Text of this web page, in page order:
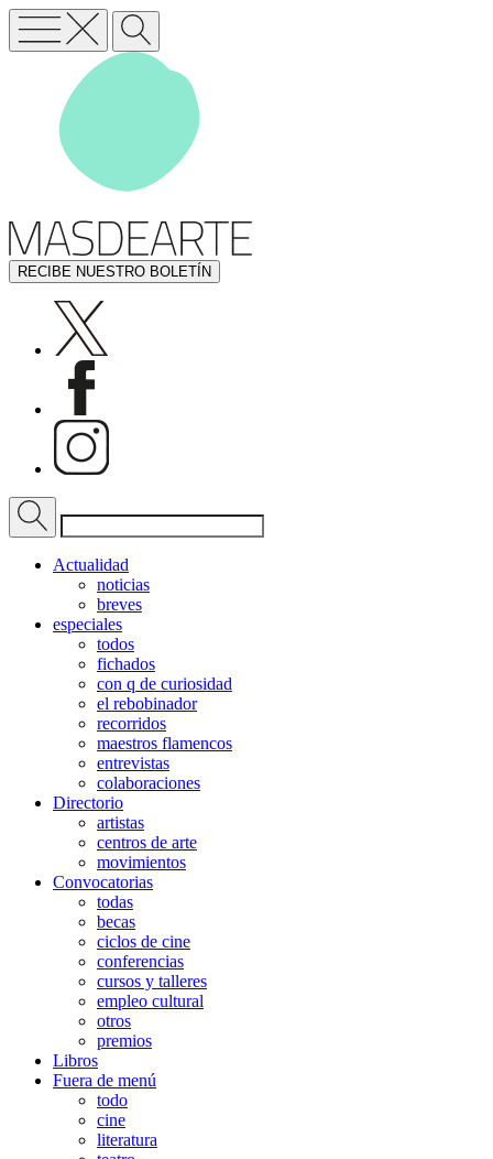
RECIBE NUESTRO BOLETÍN
Actualidad
noticias
breves
especiales
todos
fichados
con q de curiosidad
el rebobinador
recorridos
maestros flamencos
entrevistas
colaboraciones
Directorio
artistas
centros de arte
movimientos
Convocatorias
todas
becas
ciclos de cine
conferencias
cursos y talleres
empleo cultural
otros
premios
Libros
Fuera de menú
todo
cine
literatura